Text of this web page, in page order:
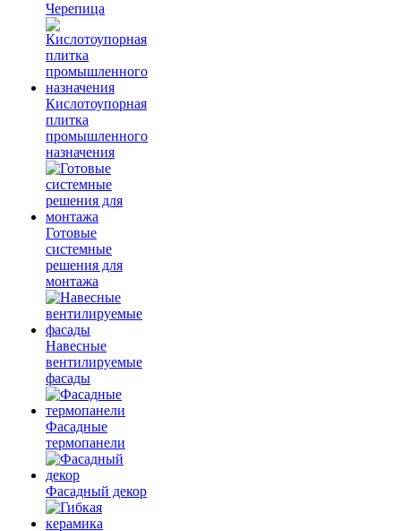
Черепица
Кислотоупорная
плитка
промышленного
назначения
Готовые
системные
решения для
монтажа
Навесные
вентилируемые
фасады
Фасадные
термопанели
Фасадный декор